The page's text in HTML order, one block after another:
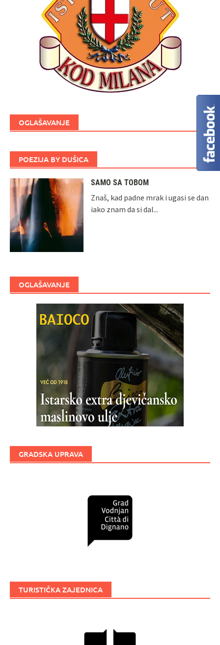
OGLAŠAVANJE
POEZIJA BY DUŠICA
SAMO SA TOBOM
Znaš, kad padne mrak i ugasi se dan
iako znam da si dal...
OGLAŠAVANJE
GRADSKA UPRAVA
TURISTIČKA ZAJEDNICA